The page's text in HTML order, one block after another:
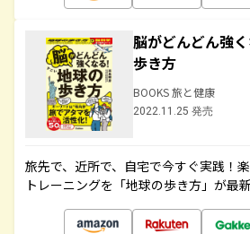
脳がどんどん強
歩き方
BOOKS 旅と健康
2022.11.25 発売
旅先で、近所で、自宅で今すぐ実践！
トレーニングを「地球の歩き方」が最